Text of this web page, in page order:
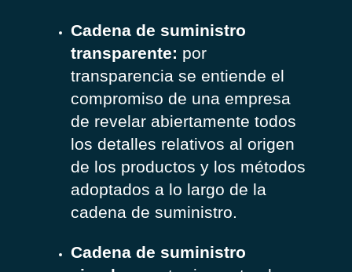
Cadena de suministro
transparente: por
transparencia se entiende el
compromiso de una empresa
de revelar abiertamente todos
los detalles relativos al origen
de los productos y los métodos
adoptados a lo largo de la
cadena de suministro.
Cadena de suministro